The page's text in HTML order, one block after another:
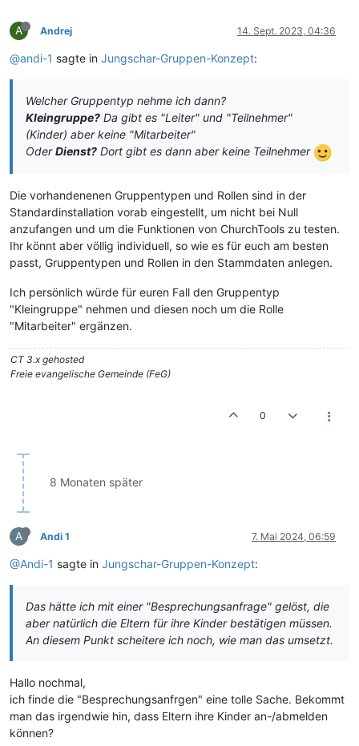
A Andrej 14. Sept. 2023, 04:36
@andi-1 sagte in Jungschar-Gruppen-Konzept:
Welcher Gruppentyp nehme ich dann?
Kleingruppe? Da gibt es "Leiter" und "Teilnehmer"
(Kinder) aber keine "Mitarbeiter"
OderDienst? Dort gibt es dann aber keine Teilnehmer
Die vorhandenenen Gruppentypen und Rollen sind in der
Standardinstallation vorab eingestellt, um nicht bei Null
anzufangen und um die Funktionen von ChurchTools zu testen.
Ihr könnt aber völlig individuell, so wie es für euch am besten
passt, Gruppentypen und Rollen in den Stammdaten anlegen.
Ich persönlich würde für euren Fall den Gruppentyp
"Kleingruppe" nehmen und diesen noch um die Rolle
"Mitarbeiter" ergänzen.
CT 3.x gehosted
Freie evangelische Gemeinde (FeG)
0
8 Monaten später
A Andi 1 7. Mai 2024, 06:59
@Andi-1 sagte in Jungschar-Gruppen-Konzept:
Das hätte ich mit einer "Besprechungsanfrage" gelöst, die
aber natürlich die Eltern für ihre Kinder bestätigen müssen.
An diesem Punkt scheitere ich noch, wie man das umsetzt.
Hallo nochmal,
ich finde die "Besprechungsanfrgen" eine tolle Sache. Bekommt
man das irgendwie hin, dass Eltern ihre Kinder an-/abmelden
können?